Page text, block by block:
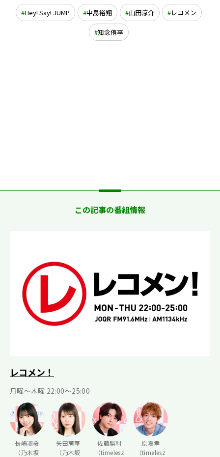
Hey! Say! JUMP 中島裕翔 山田涼介 レコメン
知念侑李
この記事の番組情報
レコメン！
月曜〜木曜 22:00〜25:00
長嶋凛桜
（乃木坂
矢田萌華
（乃木坂
佐藤勝利
（timelesz
原嘉孝
（timelesz